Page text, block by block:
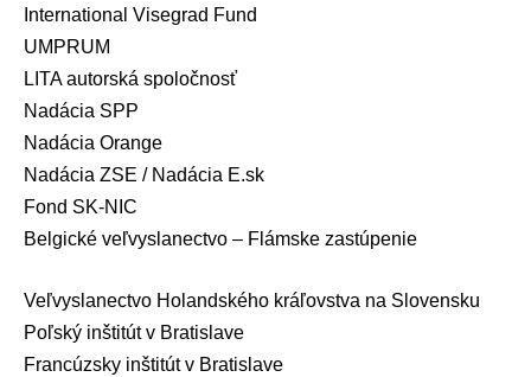
International Visegrad Fund
UMPRUM
LITA autorská spoločnosť
Nadácia SPP
Nadácia Orange
Nadácia ZSE / Nadácia E.sk
Fond SK-NIC
Belgické veľvyslanectvo – Flámske zastúpenie
Veľvyslanectvo Holandského kráľovstva na Slovensku
Poľský inštitút v Bratislave
Francúzsky inštitút v Bratislave